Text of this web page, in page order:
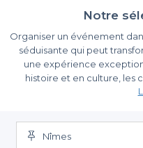
Notre
Organiser un événement
séduisante qui peut
une expérience
histoire et en culture, les
d'exception qui allient
châteaux vous plongeront
pour marquer
Les avantages de la
Pourquoi choisir de louer
Nîmes